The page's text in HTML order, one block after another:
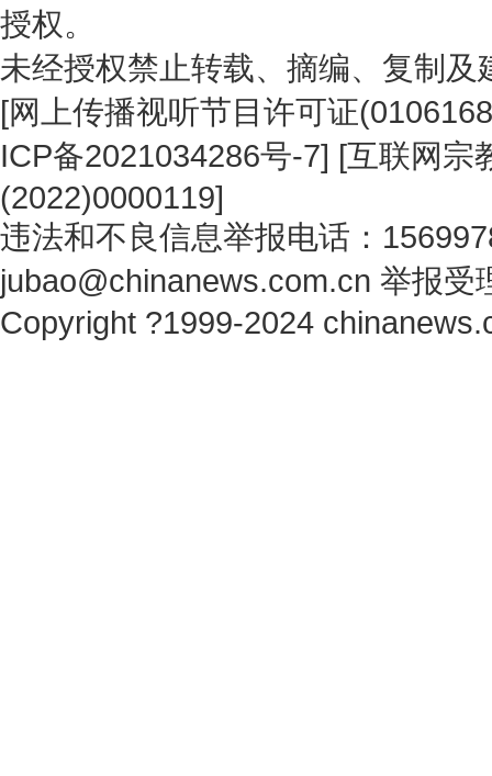
授权。
未经授权禁止转载、摘编、复制
[网上传播视听节目许可证
ICP备2021034286号-7] [互联网宗
(2022)0000119]
违法和不良信息举报电话：
jubao@chinanews.com.cn 举报受
Copyright ?1999-2024